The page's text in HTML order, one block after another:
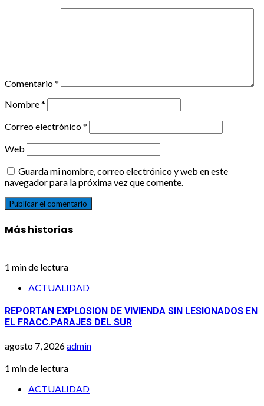
Comentario*
Nombre*
Correo electrónico*
Web
Guarda mi nombre, correo electrónico y web en este
navegador para la próxima vez que comente.
Más historias
1 min de lectura
ACTUALIDAD
REPORTAN EXPLOSION DE VIVIENDA SIN LESIONADOS EN
EL FRACC.PARAJES DEL SUR
agosto 7, 2026admin
1 min de lectura
ACTUALIDAD